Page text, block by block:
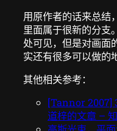
用原作者的话来总
里面属于很新的分支
处可见，但是对画面
实还有很多可以做的
其他相关参考：
[Tannor 2007]
道梓的文章 –